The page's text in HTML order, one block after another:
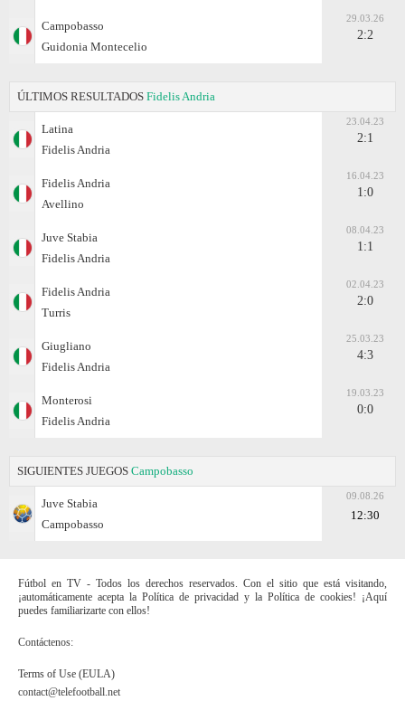
Campobasso
Guidonia Montecelio
29.03.26
2:2
ÚLTIMOS RESULTADOS Fidelis Andria
Latina
Fidelis Andria
23.04.23
2:1
Fidelis Andria
Avellino
16.04.23
1:0
Juve Stabia
Fidelis Andria
08.04.23
1:1
Fidelis Andria
Turris
02.04.23
2:0
Giugliano
Fidelis Andria
25.03.23
4:3
Monterosi
Fidelis Andria
19.03.23
0:0
SIGUIENTES JUEGOS Campobasso
Juve Stabia
Campobasso
09.08.26
12:30
Fútbol en TV - Todos los derechos reservados. Con el sitio que está visitando,
¡automáticamente acepta la Política de privacidad y la Política de cookies! ¡Aquí
puedes familiarizarte con ellos!
Contáctenos:
Terms of Use (EULA)
contact@telefootball.net